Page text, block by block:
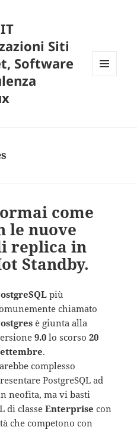
Siti
Software
come
le nuove
replica in
Standby.
più
chiamato
è giunta alla
9.0 lo scorso20
.
complesso
PostgreSQL ad
neofita, ma vi basti
di classeEnterprise con
che competono con